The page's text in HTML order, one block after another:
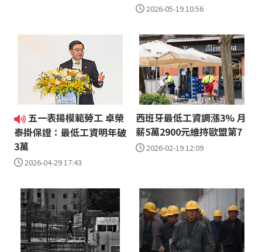
2026-05-19 10:56
五一表揚模範勞工 卓榮
泰掛保證：最低工資明年破
3萬
2026-04-29 17:43
西班牙最低工資調漲3% 月
薪5萬2900元維持歐盟第7
2026-02-19 12:09